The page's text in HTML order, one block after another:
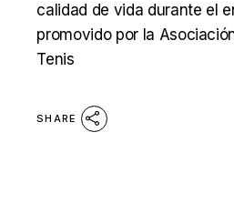
calidad de vida durante el
promovido por la
Tenis
SHARE